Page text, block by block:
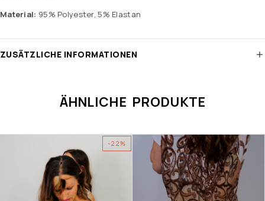
Material: 95% Polyester, 5% Elastan
ZUSÄTZLICHE INFORMATIONEN
ÄHNLICHE PRODUKTE
-22% -35% AUSVERKAUFT